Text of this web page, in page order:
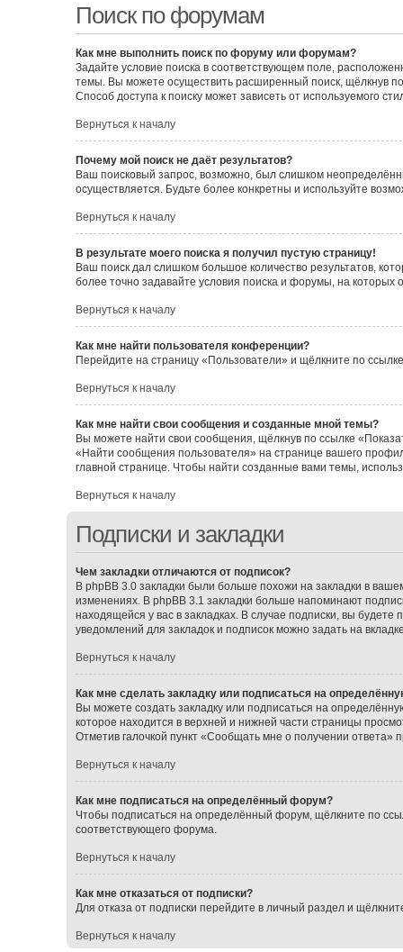
Поиск по форумам
Как мне выполнить поиск по форуму или форумам?
Задайте условие поиска в соответствующем поле,
темы. Вы можете осуществить расширенный поиск, щёлкнув
Способ доступа к поиску может зависеть от используемого
Вернуться к началу
Почему мой поиск не даёт результатов?
Ваш поисковый запрос, возможно, был слишком
осуществляется. Будьте более конкретны и используйте
Вернуться к началу
В результате моего поиска я получил пустую страницу!
Ваш поиск дал слишком большое количество результатов,
более точно задавайте условия поиска и форумы, на которых
Вернуться к началу
Как мне найти пользователя конференции?
Перейдите на страницу «Пользователи» и щёлкните по
Вернуться к началу
Как мне найти свои сообщения и созданные мной темы?
Вы можете найти свои сообщения, щёлкнув по ссылке
«Найти сообщения пользователя» на странице вашего
главной странице. Чтобы найти созданные вами темы,
Вернуться к началу
Подписки и закладки
Чем закладки отличаются от подписок?
В phpBB 3.0 закладки были больше похожи на закладки в
изменениях. В phpBB 3.1 закладки больше напоминают
находящейся у вас в закладках. В случае подписки, вы
уведомлений для закладок и подписок можно задать на
Вернуться к началу
Как мне сделать закладку или подписаться на
Вы можете создать закладку или подписаться на
которое находится в верхней и нижней части страницы
Отметив галочкой пункт «Сообщать мне о получении
Вернуться к началу
Как мне подписаться на определённый форум?
Чтобы подписаться на определённый форум, щёлкните по
соответствующего форума.
Вернуться к началу
Как мне отказаться от подписки?
Для отказа от подписки перейдите в личный раздел и
Вернуться к началу